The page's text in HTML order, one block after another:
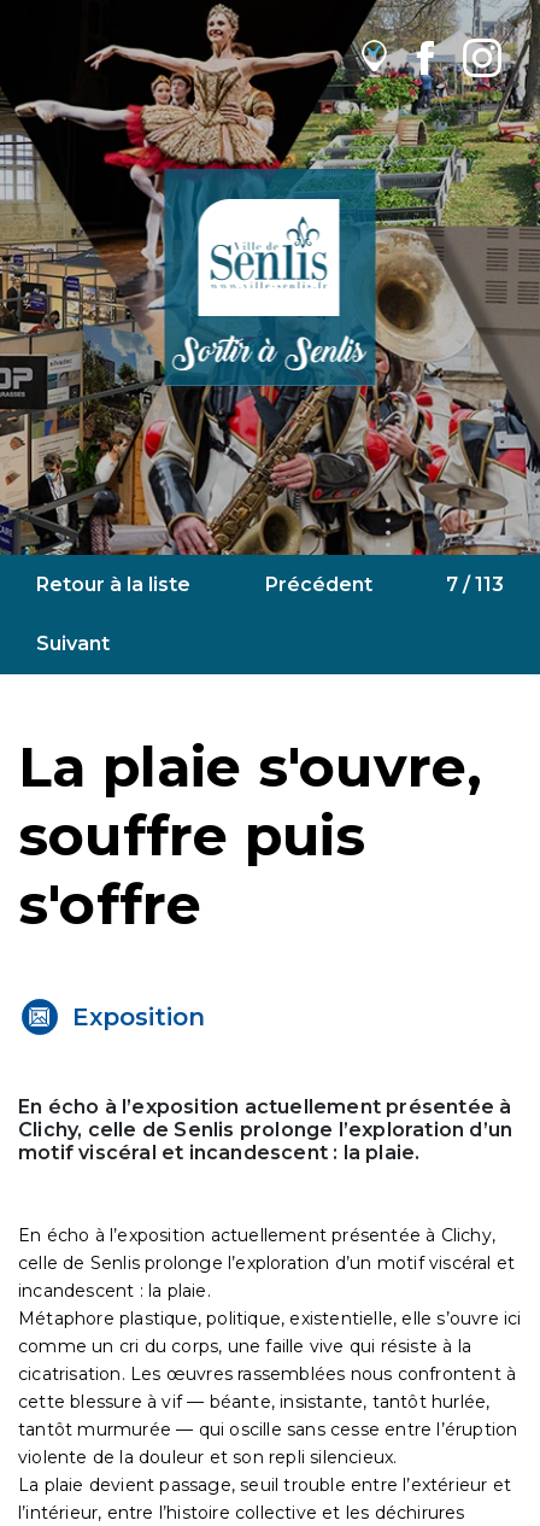
Retour à la liste Précédent 7 / 113
Suivant
La plaie s'ouvre,
souffre puis
s'offre
Exposition
En écho à l’exposition actuellement présentée à
Clichy, celle de Senlis prolonge l’exploration d’un
motif viscéral et incandescent : la plaie.
En écho à l’exposition actuellement présentée à Clichy,
celle de Senlis prolonge l’exploration d’un motif viscéral et
incandescent : la plaie.
Métaphore plastique, politique, existentielle, elle s’ouvre ici
comme un cri du corps, une faille vive qui résiste à la
cicatrisation. Les œuvres rassemblées nous confrontent à
cette blessure à vif — béante, insistante, tantôt hurlée,
tantôt murmurée — qui oscille sans cesse entre l’éruption
violente de la douleur et son repli silencieux.
La plaie devient passage, seuil trouble entre l’extérieur et
l’intérieur, entre l’histoire collective et les déchirures